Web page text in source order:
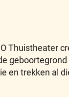
Thuistheater
trekken al